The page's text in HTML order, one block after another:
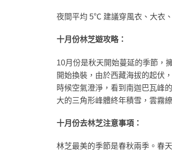
夜間平均 5℃ 建議穿風衣、大衣
十月份林芝遊攻略：
10月份是秋天開始蔓延的季節，
開始換裝，由於西藏海拔的起伏
時候空氣澄淨，看到南迦巴瓦峰
大的三角形峰體終年積雪，雲霧
十月份去林芝注意事項：
林芝最美的季節是春秋兩季。春